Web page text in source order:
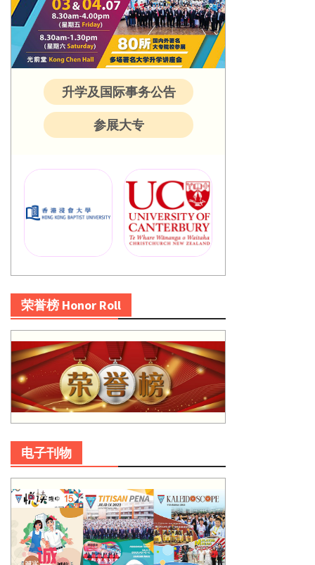
升学及国际事务公告
参展大专
荣誉榜 Honor Roll
电子刊物